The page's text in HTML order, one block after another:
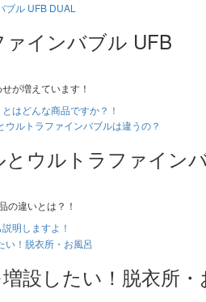
インバブル UFB
が増えています！
はどんな商品ですか？！
ウルトラファイン
の違いとは？！
明しますよ！
設したい！脱衣所・